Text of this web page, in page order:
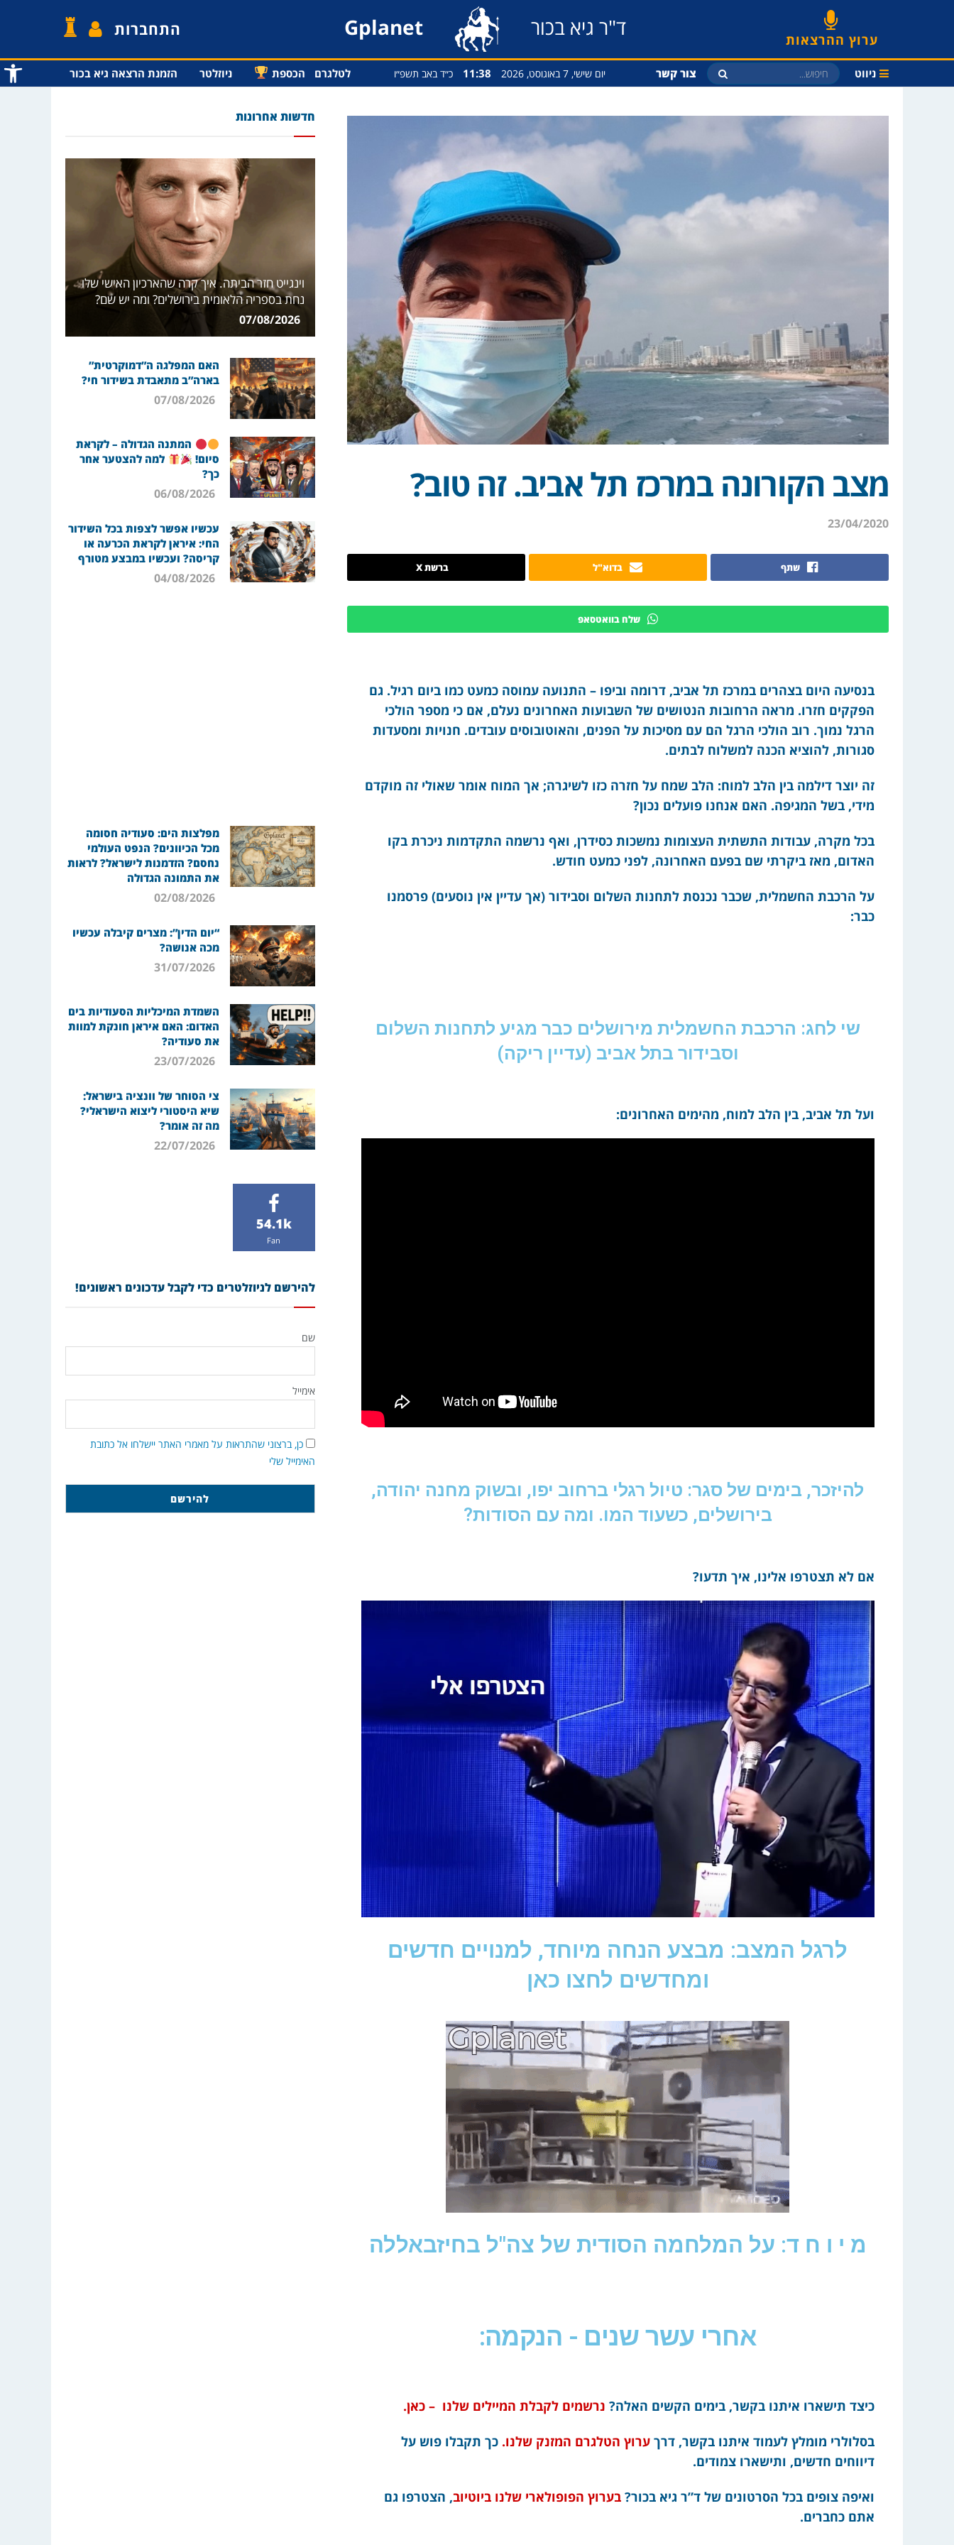
פתח
ערוץ ההרצאות ד"ר גיא בכור Gplanet התחברות
ניווט צור קשר יום שישי, 7 באוגוסט, 2026 11:38 כ״ד באב תשפ״ו לטלגרם הכספת ניוזלטר הזמנת הרצאה גיא בכור
מצב הקורונה במרכז תל אביב. זה טוב?
23/04/2020
שתף בדוא"ל ברשת X
שלח בוואטסאפ
בנסיעה היום בצהרים במרכז תל אביב, דרומה וביפו – התנועה עמוסה כמעט כמו ביום רגיל. גם
הפקקים חזרו. מראה הרחובות הנטושים של השבועות האחרונים נעלם, אם כי מספר הולכי
הרגל נמוך. רוב הולכי הרגל הם עם מסיכות על הפנים, והאוטובוסים עובדים. חנויות ומסעדות
סגורות, להוציא הכנה למשלוח לבתים.
זה יוצר דילמה בין הלב למוח: הלב שמח על חזרה כזו לשיגרה; אך המוח אומר שאולי זה מוקדם
מידי, בשל המגיפה. האם אנחנו פועלים נכון?
בכל מקרה, עבודות התשתית העצומות נמשכות כסידרן, ואף נרשמה התקדמות ניכרת בקו
האדום, מאז ביקרתי שם בפעם האחרונה, לפני כמעט חודש.
על הרכבת החשמלית, שכבר נכנסת לתחנות השלום וסבידור (אך עדיין אין נוסעים) פרסמנו
כבר:
שי לחג: הרכבת החשמלית מירושלים כבר מגיע לתחנות השלום
וסבידור בתל אביב (עדיין ריקה)
ועל תל אביב, בין הלב למוח, מהימים האחרונים:
להיזכר, בימים של סגר: טיול רגלי ברחוב יפו, ובשוק מחנה יהודה,
בירושלים, כשעוד המו. ומה עם הסודות?
אם לא תצטרפו אלינו, איך תדעו?
לרגל המצב: מבצע הנחה מיוחד, למנויים חדשים
ומחדשים לחצו כאן
מ י ו ח ד: על המלחמה הסודית של צה"ל בחיזבאללה
אחרי עשר שנים - הנקמה:
כיצד תישארו איתנו בקשר, בימים הקשים האלה? נרשמים לקבלת המיילים שלנו – כאן.
בסלולרי מומלץ לעמוד איתנו בקשר, דרך ערוץ הטלגרם המזנק שלנו. כך תקבלו פוש על
דיווחים חדשים, ותישארו צמודים.
ואיפה צופים בכל הסרטונים של ד”ר גיא בכור? בערוץ הפופולארי שלנו ביוטיוב, הצטרפו גם
אתם כחברים.
חדשות אחרונות
וינגייט חזר הביתה. איך קרה שהארכיון האישי שלו
נחת בספריה הלאומית בירושלים? ומה יש שם?
07/08/2026
האם המפלגה ה”דמוקרטית”
בארה”ב מתאבדת בשידור חי?
07/08/2026
המתנה הגדולה – לקראת
סיום!
למה להצטער אחר
כך?
06/08/2026
עכשיו אפשר לצפות בכל השידור
החי: איראן לקראת הכרעה או
קריסה? ועכשיו במבצע מטורף
04/08/2026
מפלצות הים: סעודיה חסומה
מכל הכיוונים? הנפט העולמי
נחסם? הזדמנות לישראל? לראות
את התמונה הגדולה
02/08/2026
“יום הדין”: מצרים קיבלה עכשיו
מכה אנושה?
31/07/2026
השמדת המיכליות הסעודיות בים
האדום: האם איראן חונקת למוות
את סעודיה?
23/07/2026
צי הסוחר של וונציה בישראל:
שיא היסטורי ליצוא הישראלי?
מה זה אומר?
22/07/2026
54.1k
Fan
להירשם לניוזלטרים כדי לקבל עדכונים ראשונים!
שם
אימייל
כן, ברצוני שהתראות על מאמרי האתר יישלחו אל כתובת
האימייל שלי